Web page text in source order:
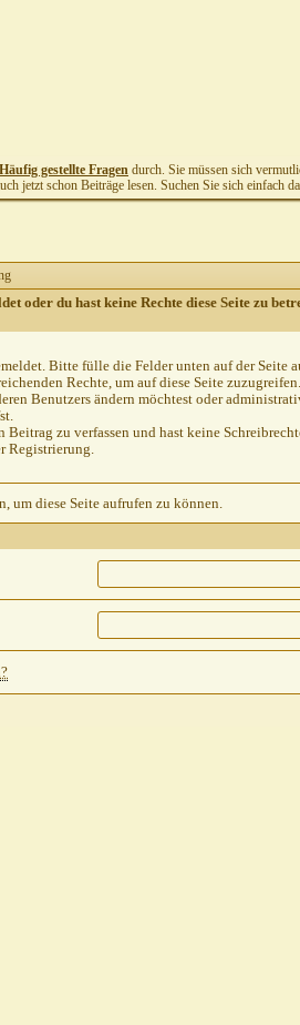
gestellte Fragen durch. Sie müssen sich
jetzt schon Beiträge lesen. Suchen Sie sich einfach
oder du hast keine Rechte diese Seite zu
Bitte fülle die Felder unten auf der Seite
Rechte, um auf diese Seite
Benutzers ändern möchtest oder
Beitrag zu verfassen und hast keine
Registrierung.
um diese Seite aufrufen zu können.